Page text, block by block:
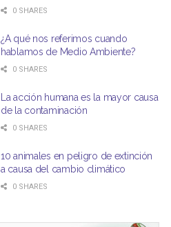
0 SHARES
¿A qué nos referimos cuando
hablamos de Medio Ambiente?
0 SHARES
La acción humana es la mayor causa
de la contaminación
0 SHARES
10 animales en peligro de extinción
a causa del cambio climático
0 SHARES